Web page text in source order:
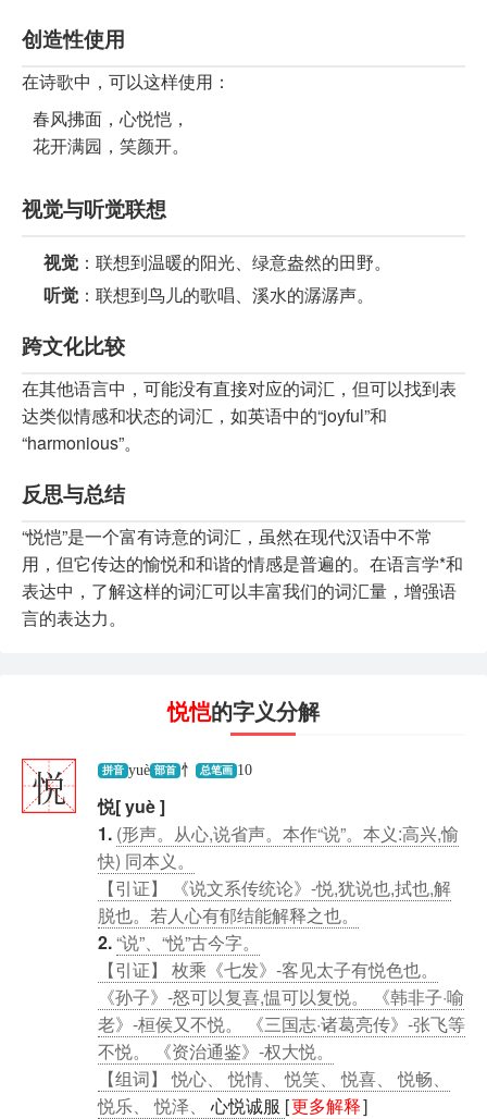
创造性使用
在诗歌中，可以这样使用：
春风拂面，心悦恺，
花开满园，笑颜开。
视觉与听觉联想
视觉 ：联想到温暖的阳光、绿意盎然的田野。
听觉 ：联想到鸟儿的歌唱、溪水的潺潺声。
跨文化比较
在其他语言中，可能没有直接对应的词汇，但可以找到表
达类似情感和状态的词汇，如英语中的“joyful”和
“harmonious”。
反思与总结
“悦恺”是一个富有诗意的词汇，虽然在现代汉语中不常
用，但它传达的愉悦和和谐的情感是普遍的。在语言学*和
表达中，了解这样的词汇可以丰富我们的词汇量，增强语
言的表达力。
悦恺的字义分解
悦 拼音 yuè 部首 忄 总笔画 10
悦[ yuè ]
1. (形声。从心,说省声。本作“说”。本义:高兴,愉
快) 同本义。
【引证】 《说文系传统论》-悦,犹说也,拭也,解
脱也。若人心有郁结能解释之也。
2.“说”、“悦”古今字。
【引证】 枚乘《七发》-客见太子有悦色也。
《孙子》-怒可以复喜,愠可以复悦。 《韩非子·喻
老》-桓侯又不悦。 《三国志·诸葛亮传》-张飞等
不悦。 《资治通鉴》-权大悦。
【组词】 悦心、 悦情、 悦笑、 悦喜、 悦畅、
悦乐、 悦泽、 心悦诚服 [更多解释]